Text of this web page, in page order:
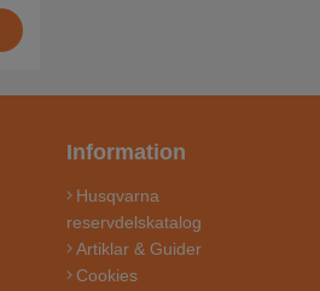
Information
Husqvarna
reservdelskatalog
Artiklar & Guider
Cookies